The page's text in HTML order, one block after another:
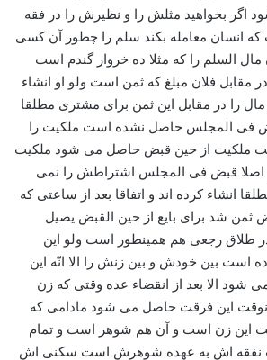
اگر بخواهید مثلش را و نظیرش را در فقه
که انسان معامله بکند سلم را چطور آن کسی
السلم را که مثلا ده خروار گندم است
مقابل فلان مبلغ که ثمن است ولو او انشاء
را در مقابل این ثمن برای مشتری مطلقا
فی المجلس حاصل نشده است ملکیت را
ملکیت از حین قبض حاصل می شود ملکیت
قبض فی المجلس اشتراطش را نمی
انشاء کرده اند و اتفاقا بعد از ساعتی که
شد برای بایع از حین القبض یصیل
در طلاق رجعی هم همینطور است ولو این
است بین خودش و بین زنش را الا انّه این
الا بعد از انقضاء عده وقتی که زن
این فرقت حاصل می شود مادامی که
این زن است و آن هم شوهر است و تمام
نفقه اش به عهده شوهرش است سکنی اش